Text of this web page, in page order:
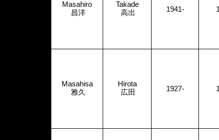
Masahiro
昌洋
Takade
高出
1941-
Masahisa
雅久
Hirota
広田
1927-